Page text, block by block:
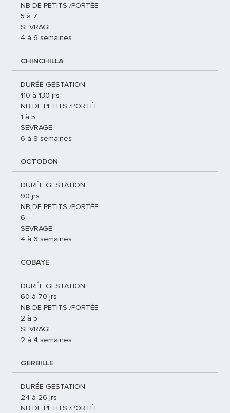
NB DE PETITS /PORTÉE
5 à 7
SEVRAGE
4 à 6 semaines
CHINCHILLA
DURÉE GESTATION
110 à 130 jrs
NB DE PETITS /PORTÉE
1 à 5
SEVRAGE
6 à 8 semaines
OCTODON
DURÉE GESTATION
90 jrs
NB DE PETITS /PORTÉE
6
SEVRAGE
4 à 6 semaines
COBAYE
DURÉE GESTATION
60 à 70 jrs
NB DE PETITS /PORTÉE
2 à 5
SEVRAGE
2 à 4 semaines
GERBILLE
DURÉE GESTATION
24 à 26 jrs
NB DE PETITS /PORTÉE